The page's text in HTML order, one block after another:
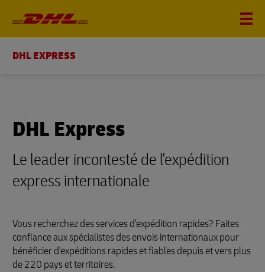
DHL EXPRESS
DHL Express
Le leader incontesté de l'expédition
express internationale
Vous recherchez des services d'expédition rapides? Faites
confiance aux spécialistes des envois internationaux pour
bénéficier d'expéditions rapides et fiables depuis et vers plus
de 220 pays et territoires.